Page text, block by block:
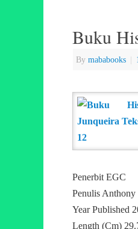
Buku
By mababooks |
Penerbit EGC
Penulis Anthony
Year Published
Length (Cm)